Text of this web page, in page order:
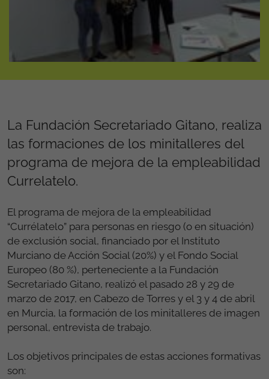
La Fundación Secretariado Gitano, realiza
las formaciones de los minitalleres del
programa de mejora de la empleabilidad
Currelatelo.
El programa de mejora de la empleabilidad
“Currélatelo” para personas en riesgo (o en situación)
de exclusión social, financiado por el Instituto
Murciano de Acción Social (20%) y el Fondo Social
Europeo (80 %), perteneciente a la Fundación
Secretariado Gitano, realizó el pasado 28 y 29 de
marzo de 2017, en Cabezo de Torres y el 3 y 4 de abril
en Murcia, la formación de los minitalleres de imagen
personal, entrevista de trabajo.
Los objetivos principales de estas acciones formativas
son: